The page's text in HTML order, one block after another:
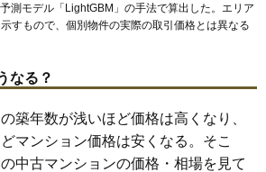
子市別所2丁目
円～2,750万円
マンションナビで
一括査定をする
測モデル「LightGBM」の手法で算出した。エリア
すもので、個別物件の実際の取引価格とは異なる
なる？
築年数が浅いほど価格は高くなり、
マンション価格は安くなる。そこ
中古マンションの価格・相場を見て